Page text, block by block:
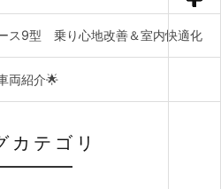
ス9型 乗り心地改善＆室内快適化
両紹介🌟
カテゴリ